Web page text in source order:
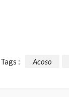
Tags : Acoso